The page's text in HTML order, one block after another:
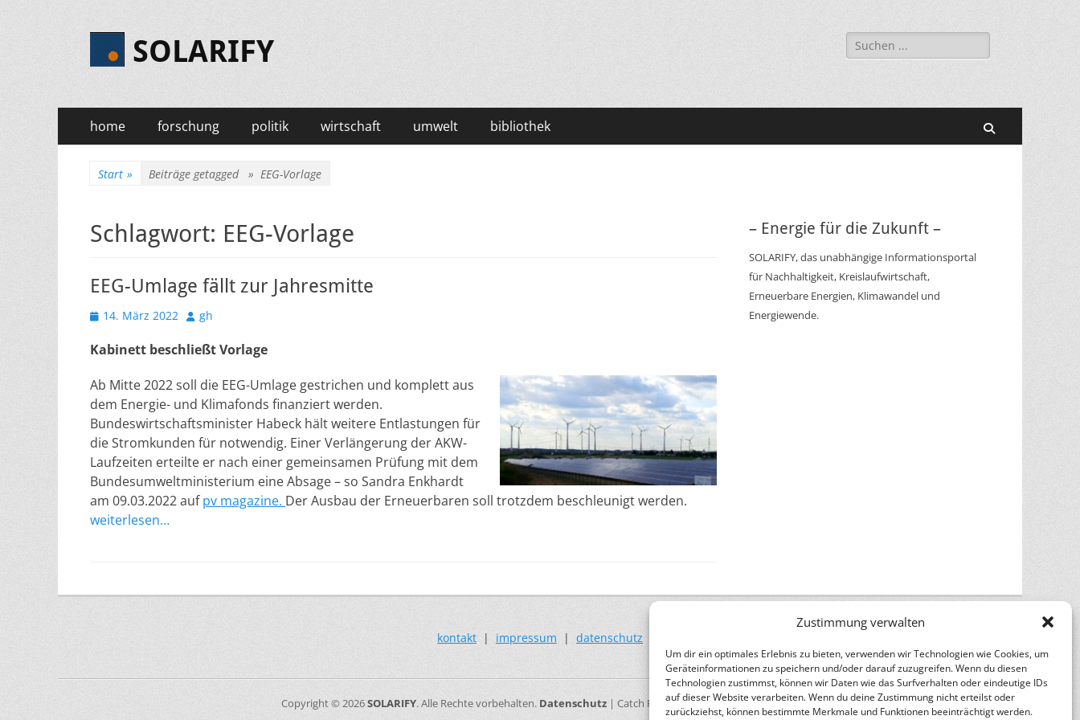
Zustimmung verwalten
Um dir ein optimales Erlebnis zu bieten, verwenden wir Technologien wie Cookies, um
Geräteinformationen zu speichern und/oder darauf zuzugreifen. Wenn du diesen
Technologien zustimmst, können wir Daten wie das Surfverhalten oder eindeutige IDs
auf dieser Website verarbeiten. Wenn du deine Zustimmung nicht erteilst oder
zurückziehst, können bestimmte Merkmale und Funktionen beeinträchtigt werden.
SOLARIFY
Suchen
nach:
Primäres
Menü
Zum
Inhalt
home forschung politik wirtschaft umwelt bibliothek
Start » Beiträge getagged » EEG-Vorlage
Schlagwort: EEG-Vorlage
EEG-Umlage fällt zur Jahresmitte
Veröffentlicht
14. März 2022 Autor
gh
Kabinett beschließt Vorlage
Ab Mitte 2022 soll die EEG-Umlage gestrichen und komplett aus
dem Energie- und Klimafonds finanziert werden.
Bundeswirtschaftsminister Habeck hält weitere Entlastungen für
die Stromkunden für notwendig. Einer Verlängerung der AKW-
Laufzeiten erteilte er nach einer gemeinsamen Prüfung mit dem
Bundesumweltministerium eine Absage – so Sandra Enkhardt
am 09.03.2022 aufpv magazine. Der Ausbau der Erneuerbaren soll trotzdem beschleunigt werden.
weiterlesen…
– Energie für die Zukunft –
SOLARIFY, das unabhängige Informationsportal
für Nachhaltigkeit, Kreislaufwirtschaft,
Erneuerbare Energien, Klimawandel und
Energiewende.
kontakt | impressum | datenschutz
Copyright © 2026SOLARIFY. Alle Rechte vorbehalten. Datenschutz| Catch Responsive vonCatch Themes